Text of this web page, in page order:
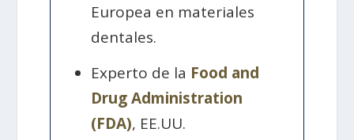
Europea en materiales
dentales.
Experto de la Food and
Drug Administration
(FDA), EE.UU.